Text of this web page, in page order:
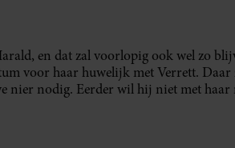
en dat zal voorlopig ook wel zo
voor haar huwelijk met Verrett. Daar
nier nodig. Eerder wil hij niet met haar